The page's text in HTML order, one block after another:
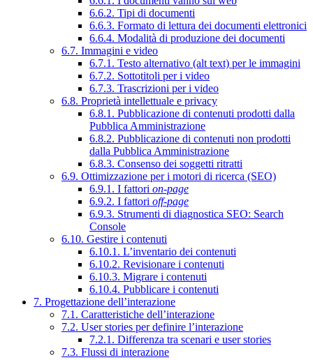
6.6.2. Tipi di documenti
6.6.3. Formato di lettura dei documenti elettronici
6.6.4. Modalità di produzione dei documenti
6.7. Immagini e video
6.7.1. Testo alternativo (alt text) per le immagini
6.7.2. Sottotitoli per i video
6.7.3. Trascrizioni per i video
6.8. Proprietà intellettuale e privacy
6.8.1. Pubblicazione di contenuti prodotti dalla
Pubblica Amministrazione
6.8.2. Pubblicazione di contenuti non prodotti
dalla Pubblica Amministrazione
6.8.3. Consenso dei soggetti ritratti
6.9. Ottimizzazione per i motori di ricerca (SEO)
6.9.1. I fattori on-page
6.9.2. I fattori off-page
6.9.3. Strumenti di diagnostica SEO: Search
Console
6.10. Gestire i contenuti
6.10.1. L’inventario dei contenuti
6.10.2. Revisionare i contenuti
6.10.3. Migrare i contenuti
6.10.4. Pubblicare i contenuti
7. Progettazione dell’interazione
7.1. Caratteristiche dell’interazione
7.2. User stories per definire l’interazione
7.2.1. Differenza tra scenari e user stories
7.3. Flussi di interazione